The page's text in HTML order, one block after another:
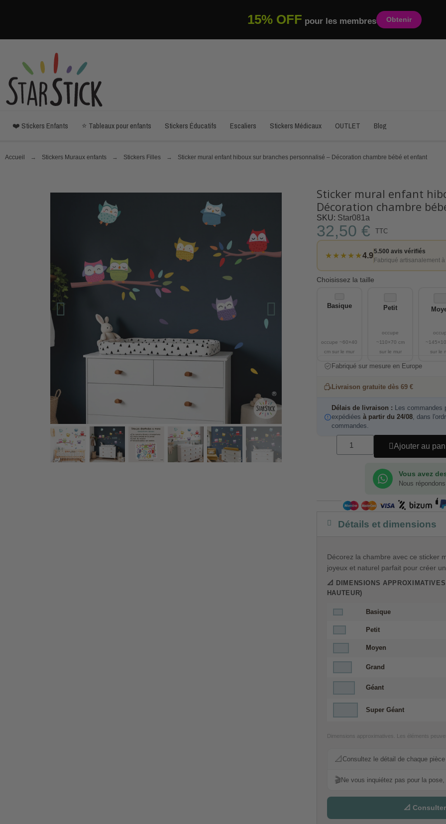
15% OFF pour les membres Obtenir
❤️ Stickers Enfants ⭐ Tableaux pour enfants Stickers Éducatifs Escaliers Stickers Médicaux OUTLET Blog
Accueil Stickers Muraux enfants Stickers Filles Sticker mural enfant hiboux sur branches personnalisé – Décoration chambre bébé et enfant
Sticker mural enfant
Décoration chambre
SKU Star081a
32,50 € TTC
★★★★★4.9
5.500 avis vérifiés
Fabriqué artisanalement
Choisissez la taille
Basique Petit
Fabriqué sur mesure en Europe
Livraison gratuite dès 69 €
Délais de livraison : Les commandes
expédiées à partir du 24/08, dans
commandes.
Ajouter au
Vous avez
Nous
Détails et dimensions
Décorez la chambre avec ce sticker
joyeux et naturel parfait pour créer
📐 DIMENSIONS
HAUTEUR)
Basique
Petit
Moyen
Grand
Géant
Super Géant
Dimensions approximatives. Les éléments
📐 Consultez le détail de chaque
🎬Ne vous inquiétez pas pour la
📐